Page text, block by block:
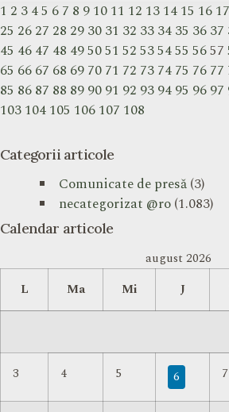
1 2 345 67 8 91011 12 131415 1617
25 2627 28 293031 32 333435 3637
45 4647 48 495051 52535455 5657
65 6667 68 697071 72 737475 7677
85 8687 88 899091 92 939495 9697
103104105 106107 108
Categorii articole
Comunicate de presă(3)
necategorizat @ro(1.083)
Calendar articole
august 2026
L
Ma Mi J
3 4 5 6 7